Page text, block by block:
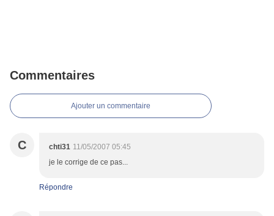
Commentaires
Ajouter un commentaire
C chti31 11/05/2007 05:45
je le corrige de ce pas...
Répondre